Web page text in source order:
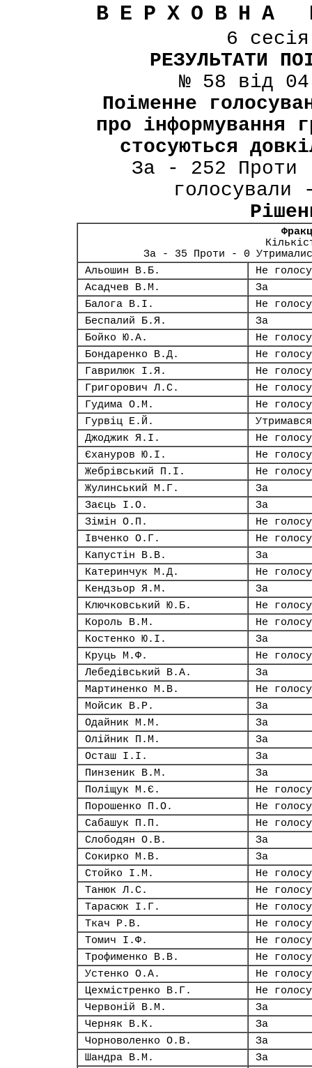
ВЕРХОВНА
6
РЕЗУЛЬТАТИ
№ 58 від
Поіменне
про інформування
стосуються
За - 252 Проти
За - 35 Проти - 0
Альошин В.Б.
Не
Асадчев В.М.
За
Балога В.І.
Не
Беспалий Б.Я.
За
Бойко Ю.А.
Не
Бондаренко В.Д.
Не
Гаврилюк І.Я.
Не
Григорович Л.С.
Не
Гудима О.М.
Не
Гурвіц Е.Й.
Утримався
Джоджик Я.І.
Не
Єхануров Ю.І.
Не
Жебрівський П.І.
Не
Жулинський М.Г.
За
Заєць І.О.
За
Зімін О.П.
Не
Івченко О.Г.
Не
Капустін В.В.
За
Катеринчук М.Д.
Не
Кендзьор Я.М.
За
Ключковський Ю.Б.
Не
Король В.М.
Не
Костенко Ю.І.
За
Круць М.Ф.
Не
Лебедівський В.А.
За
Мартиненко М.В.
Не
Мойсик В.Р.
За
Одайник М.М.
За
Олійник П.М.
За
Осташ І.І.
За
Пинзеник В.М.
За
Поліщук М.Є.
Не
Порошенко П.О.
Не
Сабашук П.П.
Не
Слободян О.В.
За
Сокирко М.В.
За
Стойко І.М.
Не
Танюк Л.С.
Не
Тарасюк І.Г.
Не
Ткач Р.В.
Не
Томич І.Ф.
Не
Трофименко В.В.
Не
Устенко О.А.
Не
Цехмістренко В.Г.
Не
Червоній В.М.
За
Черняк В.К.
За
Чорноволенко О.В.
За
Шандра В.М.
За